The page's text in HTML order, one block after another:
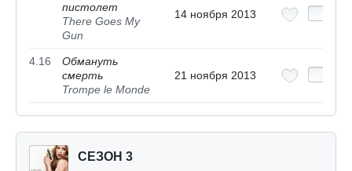
пистолет
There Goes My
Gun
14 ноября 2013
4.16
Обмануть
смерть
Trompe le Monde
21 ноября 2013
СЕЗОН 3